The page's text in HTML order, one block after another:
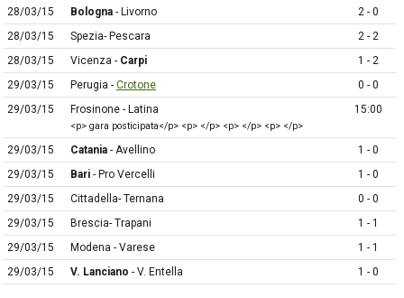
28/03/15 Bologna - Livorno
2 - 0
28/03/15
Spezia- Pescara
2 - 2
28/03/15
Vicenza - Carpi
1 - 2
29/03/15
Perugia - Crotone
0 - 0
29/03/15
Frosinone - Latina
<p> gara posticipata</p> <p> </p> <p> </p> <p> </p>
15:00
29/03/15 Catania - Avellino
1 - 0
29/03/15
Bari - Pro Vercelli
1 - 0
29/03/15
Cittadella- Ternana
0 - 0
29/03/15
Brescia- Trapani
1 - 1
29/03/15
Modena - Varese
1 - 1
29/03/15
V. Lanciano - V. Entella 1 - 0